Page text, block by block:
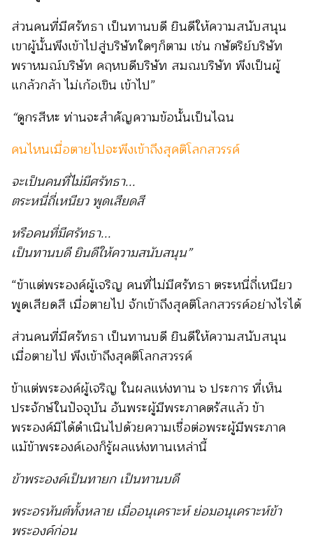
ส่วนคนที่มีศรัทธา เป็นทานบดี ยินดีให้ความสนับสนุน
เขาผู้นั้นพึงเข้าไปสู่บริษัทใดๆก็ตาม เช่น กษัตริย์บริษัท
พราหมณ์บริษัท คฤหบดีบริษัท สมณบริษัท พึงเป็นผู้
แกล้วกล้า ไม่เก้อเขิน เข้าไป”
“ดูกรสีหะ ท่านจะสำคัญความข้อนั้นเป็นไฉน
คนไหนเมื่อตายไปจะพึงเข้าถึงสุคติโลกสวรรค์
จะเป็นคนที่ไม่มีศรัทธา...
ตระหนี่ถี่เหนียว พูดเสียดสี
หรือคนที่มีศรัทธา...
เป็นทานบดี ยินดีให้ความสนับสนุน”
“ข้าแต่พระองค์ผู้เจริญ คนที่ไม่มีศรัทธา ตระหนี่ถี่เหนียว
พูดเสียดสี เมื่อตายไป จักเข้าถึงสุคติโลกสวรรค์อย่างไรได้
ส่วนคนที่มีศรัทธา เป็นทานบดี ยินดีให้ความสนับสนุน
เมื่อตายไป พึงเข้าถึงสุคติโลกสวรรค์
ข้าแต่พระองค์ผู้เจริญ ในผลแห่งทาน ๖ ประการ ที่เห็น
ประจักษ์ในปัจจุบัน อันพระผู้มีพระภาคตรัสแล้ว ข้า
พระองค์มิได้ดำเนินไปด้วยความเชื่อต่อพระผู้มีพระภาค
แม้ข้าพระองค์เองก็รู้ผลแห่งทานเหล่านี้
ข้าพระองค์เป็นทายก เป็นทานบดี
พระอรหันต์ทั้งหลาย เมื่ออนุเคราะห์ ย่อมอนุเคราะห์ข้า
พระองค์ก่อน